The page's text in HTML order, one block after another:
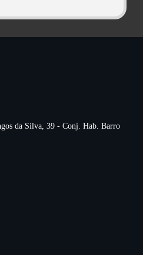
da Silva, 39 - Conj. Hab. Barro